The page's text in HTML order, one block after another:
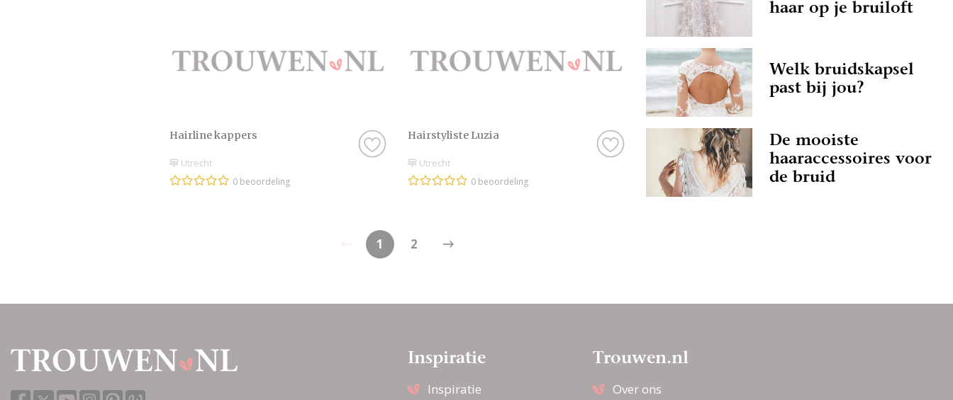
Hairline kappers
Utrecht
0 beoordeling
Hairstyliste Luzia
Utrecht
0 beoordeling
1 2
haar op je bruiloft
Welk bruidskapsel
past bij jou?
De mooiste
haaraccessoires voor
de bruid
Inspiratie
Inspiratie
Trouwen.nl
Over ons